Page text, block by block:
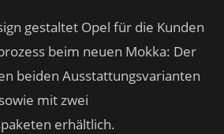
gestaltet Opel für die Kunden
beim neuen Mokka: Der
beiden Ausstattungsvarianten
mit zwei
erhältlich.